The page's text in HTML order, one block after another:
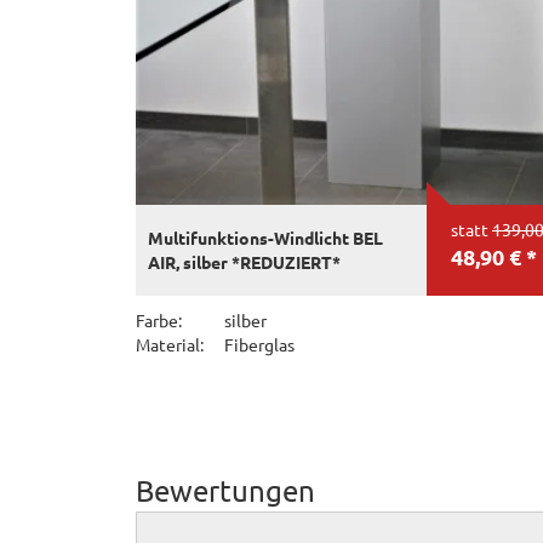
statt
48,90 € *
Multifunktions-Windlicht BEL
AIR, silber *REDUZIERT*
Farbe:
silber
Material:
Fiberglas
Bewertungen